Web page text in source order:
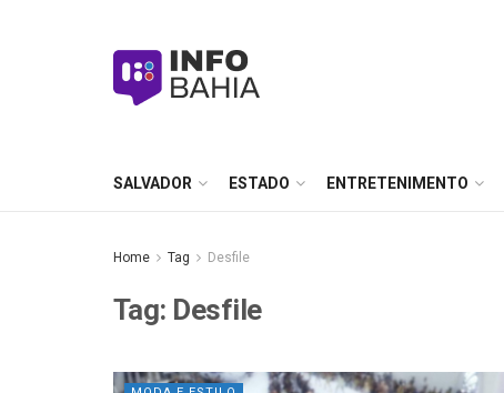
SALVADOR ESTADO ENTRETENIMENTO
Home Tag Desfile
Tag: Desfile